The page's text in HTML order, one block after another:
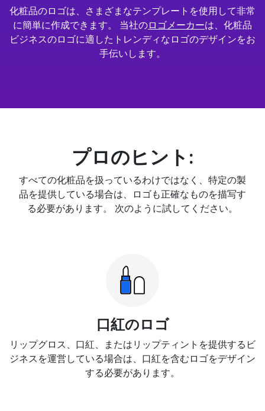
化粧品のロゴは、さまざまなテンプレートを使用して非常
に簡単に作成できます。 当社のロゴメーカーは、化粧品
ビジネスのロゴに適したトレンディなロゴのデザインをお
手伝いします。
プロのヒント:
すべての化粧品を扱っているわけではなく、特定の製
品を提供している場合は、ロゴも正確なものを描写す
る必要があります。 次のように試してください。
口紅のロゴ
リップグロス、口紅、またはリップティントを提供するビ
ジネスを運営している場合は、口紅を含むロゴをデザイン
する必要があります。